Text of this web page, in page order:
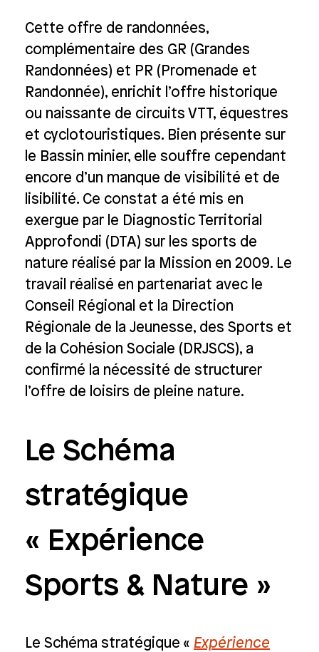
Cette offre de randonnées,
complémentaire des GR (Grandes
Randonnées) et PR (Promenade et
Randonnée), enrichit l’offre historique
ou naissante de circuits VTT, équestres
et cyclotouristiques. Bien présente sur
le Bassin minier, elle souffre cependant
encore d’un manque de visibilité et de
lisibilité. Ce constat a été mis en
exergue par le Diagnostic Territorial
Approfondi (DTA) sur les sports de
nature réalisé par la Mission en 2009. Le
travail réalisé en partenariat avec le
Conseil Régional et la Direction
Régionale de la Jeunesse, des Sports et
de la Cohésion Sociale (DRJSCS), a
confirmé la nécessité de structurer
l’offre de loisirs de pleine nature.
Le Schéma
stratégique
« Expérience
Sports & Nature »
Le Schéma stratégique « Expérience